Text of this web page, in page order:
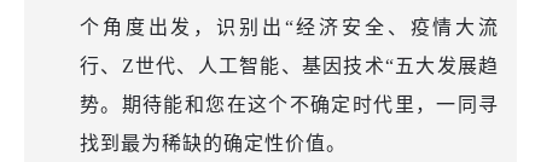
个角度出发，识别出“经济安全、疫情大流
行、Z世代、人工智能、基因技术“五大发展趋
势。期待能和您在这个不确定时代里，一同寻
找到最为稀缺的确定性价值。